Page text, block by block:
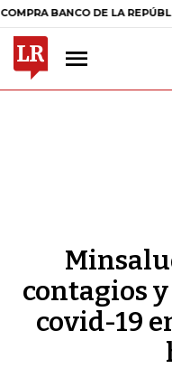
DE LA REPÚBLICA $
contagios
covid-19